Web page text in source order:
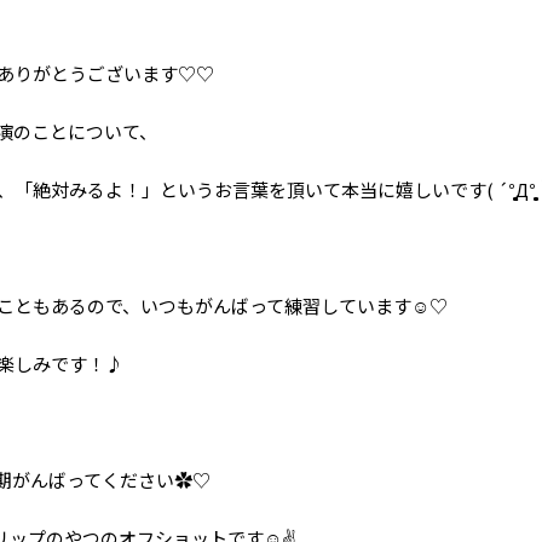
りがとうございます♡♡
ことについて、
「絶対みるよ！」というお言葉を頂いて本当に嬉しいです(
ともあるので、いつもがんばって練習しています︎☺️︎♡
しみです！♪
がんばってください✿♡